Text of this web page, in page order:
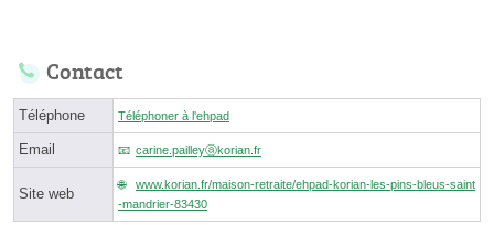
Contact
Téléphone Téléphoner à l'ehpad
Email carine.pailleyⓐkorian.fr
Site web
www.korian.fr/maison-retraite/ehpad-korian-les-pins-bleus-saint
-mandrier-83430